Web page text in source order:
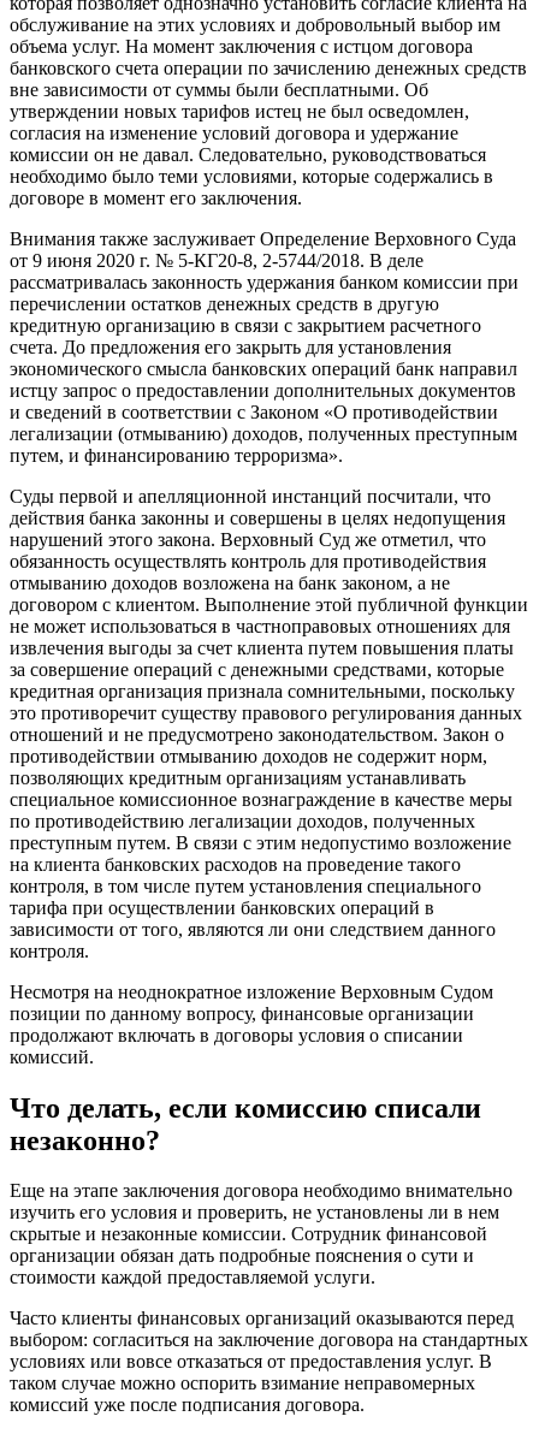
обслуживание на этих условиях и добровольный выбор им
объема услуг. На момент заключения с истцом договора
банковского счета операции по зачислению денежных средств
вне зависимости от суммы были бесплатными. Об
утверждении новых тарифов истец не был осведомлен,
согласия на изменение условий договора и удержание
комиссии он не давал. Следовательно, руководствоваться
необходимо было теми условиями, которые содержались в
договоре в момент его заключения.
Внимания также заслуживает Определение Верховного Суда
от 9 июня 2020 г. № 5-КГ20-8, 2-5744/2018. В деле
рассматривалась законность удержания банком комиссии при
перечислении остатков денежных средств в другую
кредитную организацию в связи с закрытием расчетного
счета. До предложения его закрыть для установления
экономического смысла банковских операций банк направил
истцу запрос о предоставлении дополнительных документов
и сведений в соответствии с Законом «О противодействии
легализации (отмыванию) доходов, полученных преступным
путем, и финансированию терроризма».
Суды первой и апелляционной инстанций посчитали, что
действия банка законны и совершены в целях недопущения
нарушений этого закона. Верховный Суд же отметил, что
обязанность осуществлять контроль для противодействия
отмыванию доходов возложена на банк законом, а не
договором с клиентом. Выполнение этой публичной функции
не может использоваться в частноправовых отношениях для
извлечения выгоды за счет клиента путем повышения платы
за совершение операций с денежными средствами, которые
кредитная организация признала сомнительными, поскольку
это противоречит существу правового регулирования данных
отношений и не предусмотрено законодательством. Закон о
противодействии отмыванию доходов не содержит норм,
позволяющих кредитным организациям устанавливать
специальное комиссионное вознаграждение в качестве меры
по противодействию легализации доходов, полученных
преступным путем. В связи с этим недопустимо возложение
на клиента банковских расходов на проведение такого
контроля, в том числе путем установления специального
тарифа при осуществлении банковских операций в
зависимости от того, являются ли они следствием данного
контроля.
Несмотря на неоднократное изложение Верховным Судом
позиции по данному вопросу, финансовые организации
продолжают включать в договоры условия о списании
комиссий.
Что делать, если комиссию списали
незаконно?
Еще на этапе заключения договора необходимо внимательно
изучить его условия и проверить, не установлены ли в нем
скрытые и незаконные комиссии. Сотрудник финансовой
организации обязан дать подробные пояснения о сути и
стоимости каждой предоставляемой услуги.
Часто клиенты финансовых организаций оказываются перед
выбором: согласиться на заключение договора на стандартных
условиях или вовсе отказаться от предоставления услуг. В
таком случае можно оспорить взимание неправомерных
комиссий уже после подписания договора.